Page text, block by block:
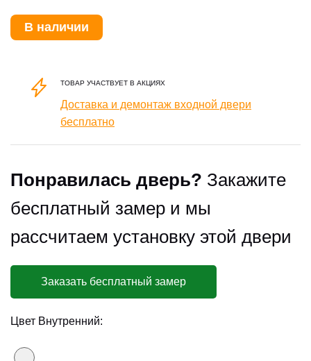
В наличии
ТОВАР УЧАСТВУЕТ В АКЦИЯХ
Доставка и демонтаж входной двери
бесплатно
Понравилась дверь? Закажите
бесплатный замер и мы
рассчитаем установку этой двери
Заказать бесплатный замер
Цвет Внутренний: